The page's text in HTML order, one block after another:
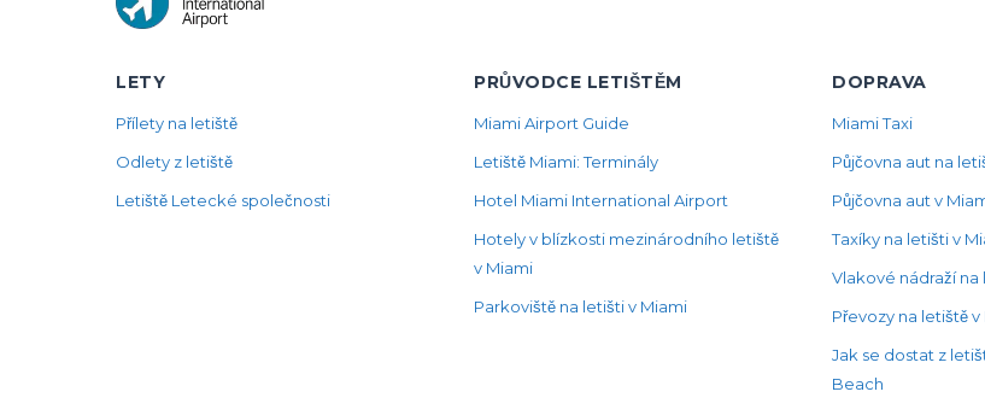
LETY
Přílety na letiště
Odlety z letiště
Letiště Letecké společnosti
PRŮVODCE LETIŠTĚM
Miami Airport Guide
Letiště Miami: Terminály
Hotel Miami International Airport
Hotely v blízkosti mezinárodního letiště
v Miami
Parkoviště na letišti v Miami
DOPRAVA
Miami Taxi
Půjčovna aut na
Půjčovna aut v
Taxíky na letišti v
Vlakové nádraží na
Převozy na letiště v
Jak se dostat z
Beach